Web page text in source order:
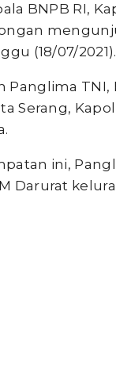
BNPB RI,
(18/07/2021).
Panglima
Serang,
ini,
Darurat